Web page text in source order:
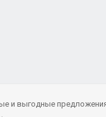
и выгодные